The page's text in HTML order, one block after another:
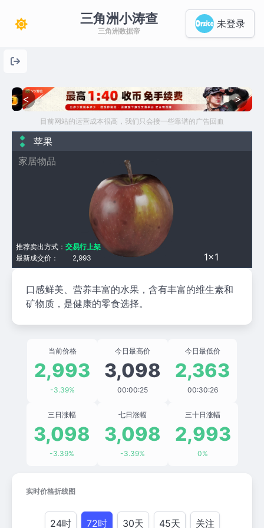
三角洲小涛查
三角洲数据帝
未登录
< >
目前网站的运营成本很高，我们只会接一些靠谱的广告回血
苹果
家居物品
1×1
最新成交价： 2,993
推荐卖出方式： 交易行上架
口感鲜美、营养丰富的水果，含有丰富的维生素和
矿物质，是健康的零食选择。
当前价格
2,993
-3.39%
今日最高价
3,098
00:00:25
今日最低价
2,363
00:30:26
三日涨幅
3,098
-3.39%
七日涨幅
3,098
-3.39%
三十日涨幅
2,993
0%
实时价格折线图
24时 72时 30天 45天 关注